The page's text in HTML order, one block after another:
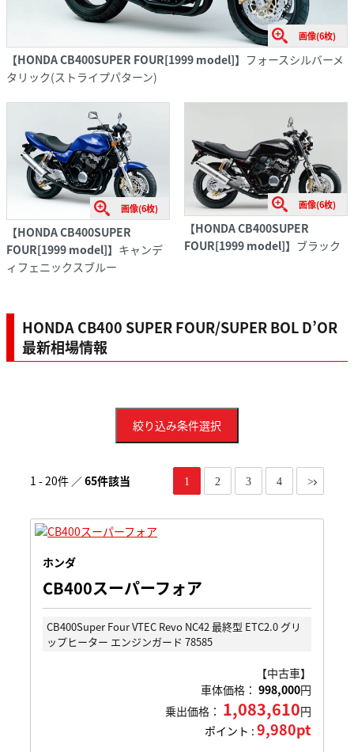
画像(6枚)
【HONDA CB400SUPER FOUR[1999 model]】 フォースシルバーメ
タリック(ストライプパターン)
画像(6枚)
【HONDA CB400SUPER
FOUR[1999 model]】 キャンデ
ィフェニックスブルー
画像(6枚)
【HONDA CB400SUPER
FOUR[1999 model]】 ブラック
HONDA CB400 SUPER FOUR/SUPER BOL D’OR
最新相場情報
絞り込み条件選択
1 - 20件 ／65件該当 1 2 3 4 >
ホンダ
CB400スーパーフォア
CB400Super Four VTEC Revo NC42 最終型 ETC2.0 グリ
ップヒーター エンジンガード 78585
【中古車】
車体価格： 998,000円
乗出価格： 1,083,610円
ポイント : 9,980pt